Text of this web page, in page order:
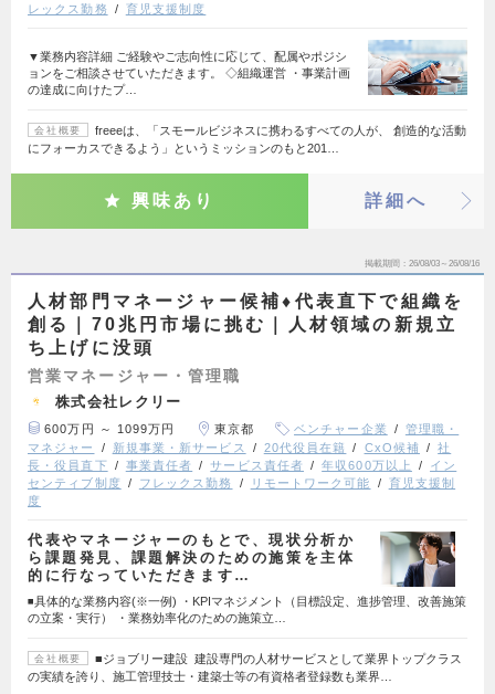
レックス勤務
育児支援制度
▼業務内容詳細 ご経験やご志向性に応じて、配属やポジシ
ョンをご相談させていただきます。 ◇組織運営 ・事業計画
の達成に向けたプ…
会社概要
freeeは、「スモールビジネスに携わるすべての人が、 創造的な活動
にフォーカスできるよう」というミッションのもと201…
興味あり 詳細へ
掲載期間 26/08/03～26/08/16
人材部門マネージャー候補♦代表直下で組織を
創る｜70兆円市場に挑む｜人材領域の新規立
ち上げに没頭
営業マネージャー・管理職
株式会社レクリー
600万円 ～ 1099万円 東京都 ベンチャー企業
管理職・
マネジャー
新規事業・新サービス 20代役員在籍 CxO候補
社
長・役員直下
事業責任者 サービス責任者 年収600万以上
イン
センティブ制度
フレックス勤務 リモートワーク可能
育児支援制
度
代表やマネージャーのもとで、現状分析か
ら課題発見、課題解決のための施策を主体
的に行なっていただきます…
◾️具体的な業務内容(※一例) ・KPIマネジメント（目標設定、進捗管理、改善施策
の立案・実行） ・業務効率化のための施策立…
会社概要
■ジョブリー建設 建設専門の人材サービスとして業界トップクラス
の実績を誇り、施工管理技士・建築士等の有資格者登録数も業界…